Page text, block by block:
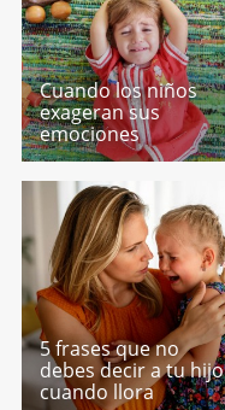
Cuando los niños
exageran sus
emociones
5 frases que no
debes decir a tu hijo
cuando llora